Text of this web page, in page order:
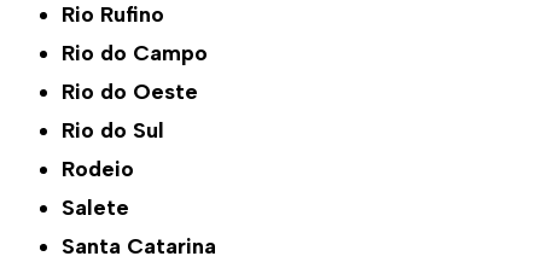
Rio Rufino
Rio do Campo
Rio do Oeste
Rio do Sul
Rodeio
Salete
Santa Catarina